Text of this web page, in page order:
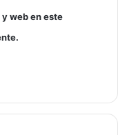
web en este